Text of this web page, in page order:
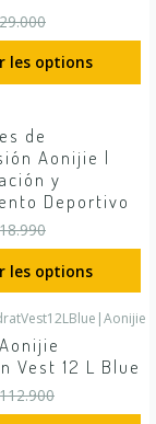
les options
de
Aonijie |
y
Deportivo
les options
|Aonijie
Vest 12 L Blue